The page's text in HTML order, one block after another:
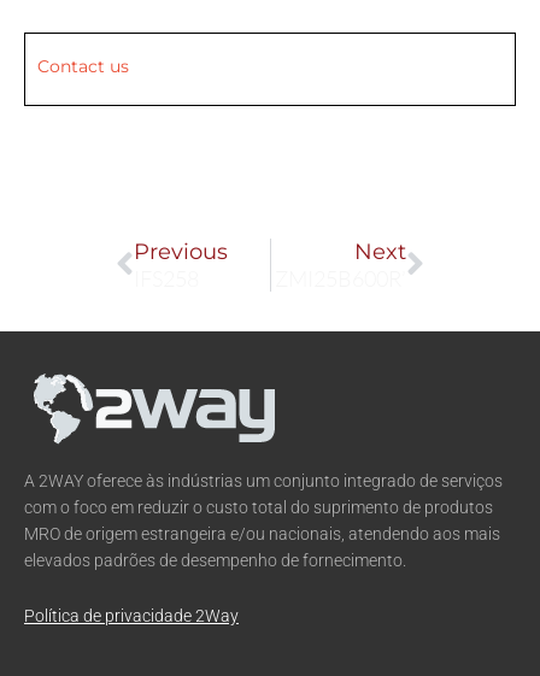
Contact us
Prev
Previous
NextNext
A 2WAY oferece às indústrias um conjunto integrado de serviços
com o foco em reduzir o custo total do suprimento de produtos
MRO de origem estrangeira e/ou nacionais, atendendo aos mais
elevados padrões de desempenho de fornecimento.
Política de privacidade 2Way